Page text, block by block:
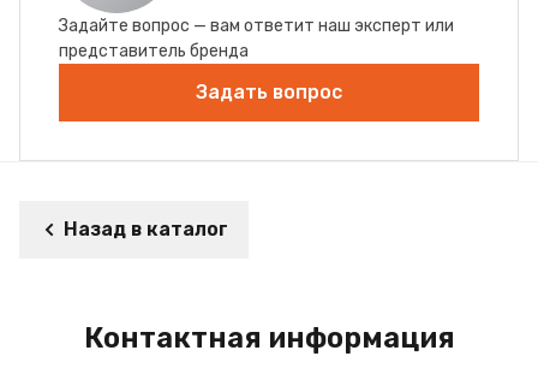
Задайте вопрос — вам ответит наш эксперт или
представитель бренда
Задать вопрос
Назад в каталог
Контактная информация